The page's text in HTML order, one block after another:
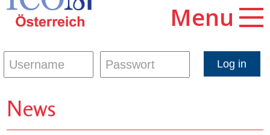
Menu
News